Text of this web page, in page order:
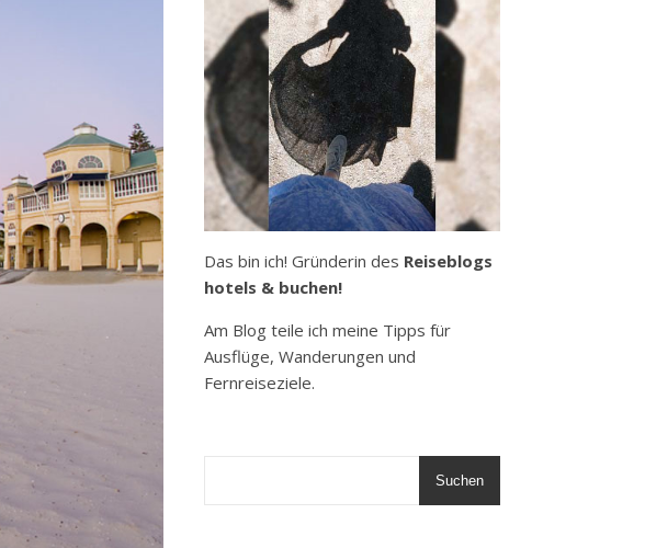
Das bin ich! Gründerin des Reiseblogs
hotels & buchen!
Am Blog teile ich meine Tipps für
Ausflüge, Wanderungen und
Fernreiseziele.
Suchen